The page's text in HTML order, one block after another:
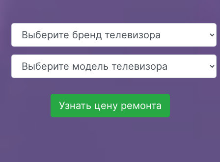
Узнать цену ремонта